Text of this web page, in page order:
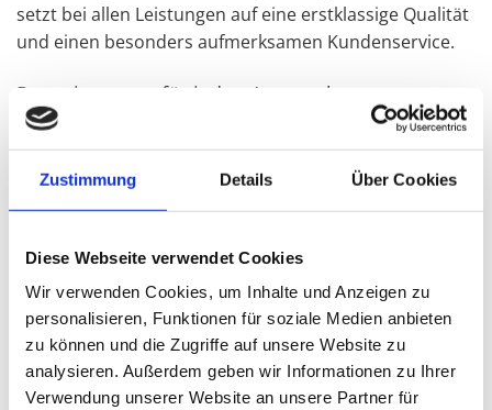
Zustimmung Details Über Cookies
Diese Webseite verwendet Cookies
Wir verwenden Cookies, um Inhalte und Anzeigen zu
personalisieren, Funktionen für soziale Medien anbieten
zu können und die Zugriffe auf unsere Website zu
analysieren. Außerdem geben wir Informationen zu Ihrer
Verwendung unserer Website an unsere Partner für
setzt bei allen Leistungen auf eine erstklassige Qualität
und einen besonders aufmerksamen Kundenservice.
Renovierungen für jeden Anspruch
Ob Wohnung oder Eigenheim, unser Malerbetrieb
widmet sich jedem Auftrag mit ganzem Einsatz. Gern
besonders komfortablen, pflegeleichten
Bodenbelägen, umweltfreundlichen Lacken oder
wasserbeständigen Tapeten. Ein Anruf genügt. Unsere
Fachhandwerker nehmen sich Zeit für Sie. Eine
Erstberatung können wir Ihnen beim
Besichtigungstermin bieten. Ihre Renovierung wird